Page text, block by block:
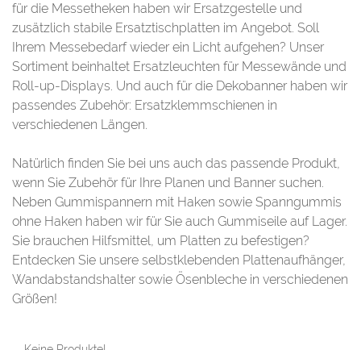
für die Messetheken haben wir Ersatzgestelle und
zusätzlich stabile Ersatztischplatten im Angebot. Soll
Ihrem Messebedarf wieder ein Licht aufgehen? Unser
Sortiment beinhaltet Ersatzleuchten für Messewände und
Roll-up-Displays. Und auch für die Dekobanner haben wir
passendes Zubehör: Ersatzklemmschienen in
verschiedenen Längen.
Natürlich finden Sie bei uns auch das passende Produkt,
wenn Sie Zubehör für Ihre Planen und Banner suchen.
Neben Gummispannern mit Haken sowie Spanngummis
ohne Haken haben wir für Sie auch Gummiseile auf Lager.
Sie brauchen Hilfsmittel, um Platten zu befestigen?
Entdecken Sie unsere selbstklebenden Plattenaufhänger,
Wandabstandshalter sowie Ösenbleche in verschiedenen
Größen!